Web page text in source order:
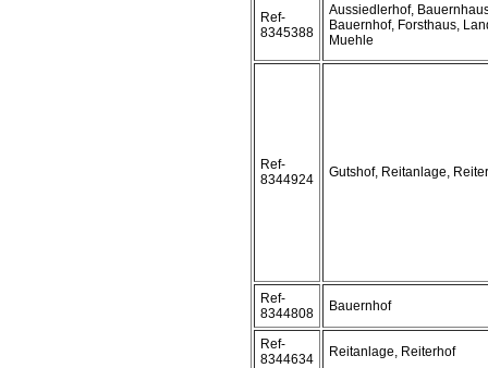
Ref-
8345388
Aussiedlerhof,
Bauernhof, Forsthaus,
Muehle
Ref-
8344924
Gutshof, Reitanlage,
Ref-
8344808
Bauernhof
Ref-
8344634
Reitanlage, Reiterhof